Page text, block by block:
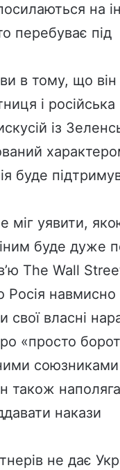
на
перебуває під
в тому, що він
і російська
із
буде
міг уявити,
буде дуже
The Wall
Росія навмисно
власні
«просто
союзниками
також
накази
не дає